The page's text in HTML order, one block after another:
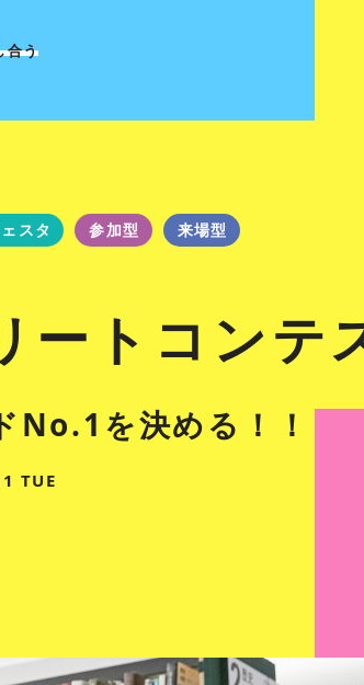
合う
スタ 参加型 来場型
ートコンテ
No.1を決める！！
TUE